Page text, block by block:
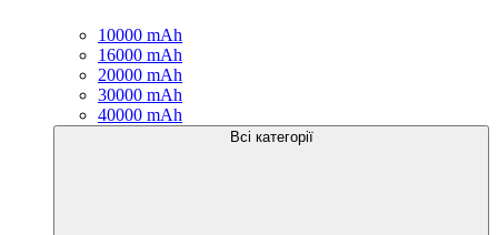
10000 mAh
16000 mAh
20000 mAh
30000 mAh
40000 mAh
Всі категорії